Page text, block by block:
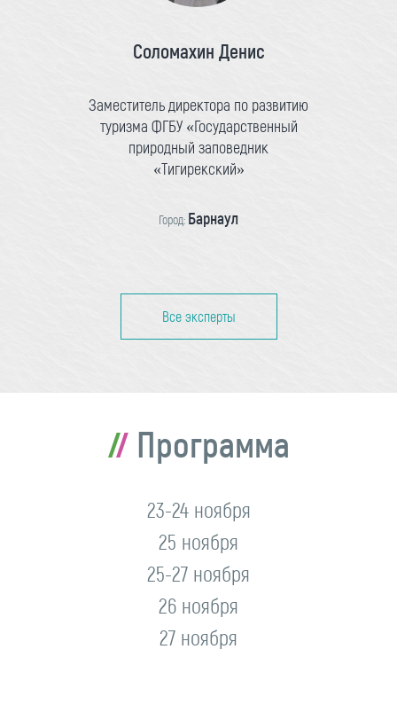
Соломахин Денис
Заместитель директора по развитию
туризма ФГБУ «Государственный
природный заповедник
«Тигирекский»
Город: Барнаул
Все эксперты
Программа
23-24 ноября
25 ноября
25-27 ноября
26 ноября
27 ноября